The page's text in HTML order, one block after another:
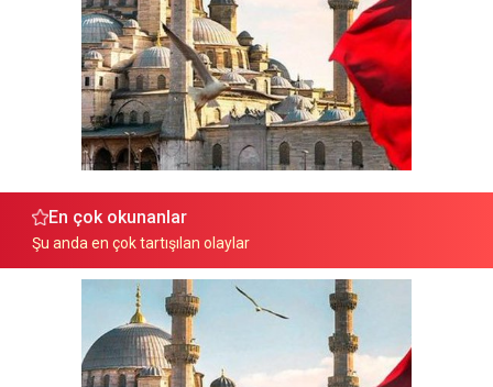
En çok okunanlar
Şu anda en çok tartışılan olaylar